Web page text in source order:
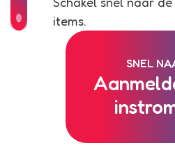
items.
SNEL